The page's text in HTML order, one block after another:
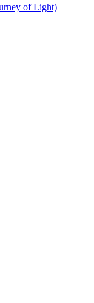
of Light)